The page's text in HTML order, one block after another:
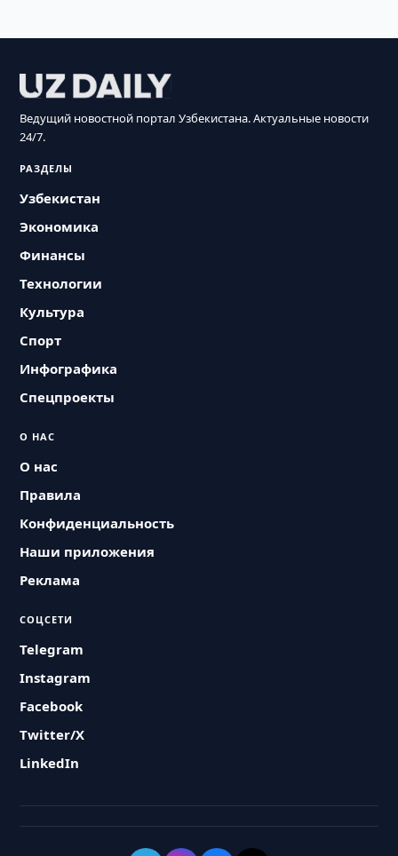
Ведущий новостной портал Узбекистана. Актуальные новости
24/7.
РАЗДЕЛЫ
Узбекистан
Экономика
Финансы
Технологии
Культура
Спорт
Инфографика
Спецпроекты
О НАС
О нас
Правила
Конфиденциальность
Наши приложения
Реклама
СОЦСЕТИ
Telegram
Instagram
Facebook
Twitter/X
LinkedIn